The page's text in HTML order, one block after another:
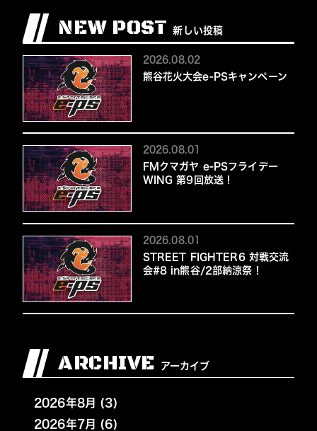
NEW POST 新しい投稿
2026.08.02
熊谷花火大会e-PSキャンペーン
2026.08.01
FMクマガヤ e-PSフライデー
WING 第9回放送！
2026.08.01
STREET FIGHTER6 対戦交流
会#8 in熊谷/2部納涼祭！
ARCHIVE アーカイブ
2026年8月 (3)
2026年7月 (6)